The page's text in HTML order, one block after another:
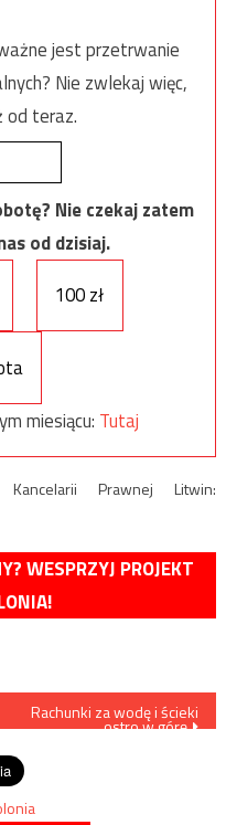
jest przetrwanie
Nie zwlekaj więc,
od teraz.
Nie czekaj zatem
od dzisiaj.
100 zł
miesiącu: Tutaj
Prawnej Litwin:
WESPRZYJ PROJEKT
Rachunki za wodę i ścieki
ostro w górę